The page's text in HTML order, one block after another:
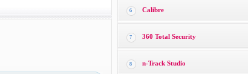
6 Calibre
7 360 Total Security
8 n-Track Studio